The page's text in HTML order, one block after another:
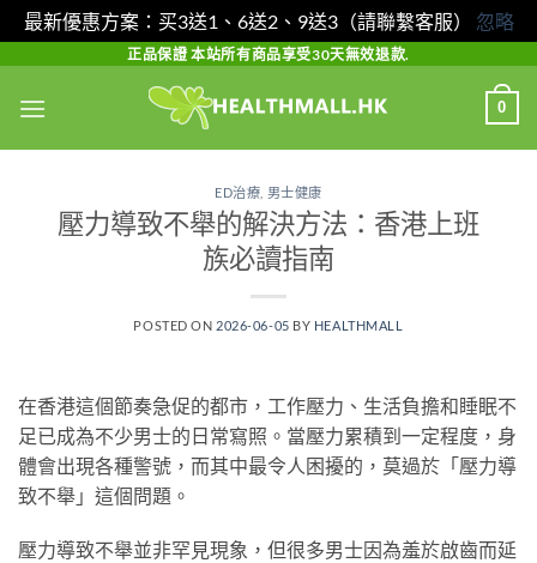
最新優惠方案：买3送1、6送2、9送3（請聯繫客服） 忽略
content
正品保證 本站所有商品享受30天無效退款.
0
ED治療 男士健康
壓力導致不舉的解決方法：香港上班
族必讀指南
POSTED ON 2026-06-05 BY HEALTHMALL
在香港這個節奏急促的都市，工作壓力、生活負擔和睡眠不
足已成為不少男士的日常寫照。當壓力累積到一定程度，身
體會出現各種警號，而其中最令人困擾的，莫過於「壓力導
致不舉」這個問題。
壓力導致不舉並非罕見現象，但很多男士因為羞於啟齒而延